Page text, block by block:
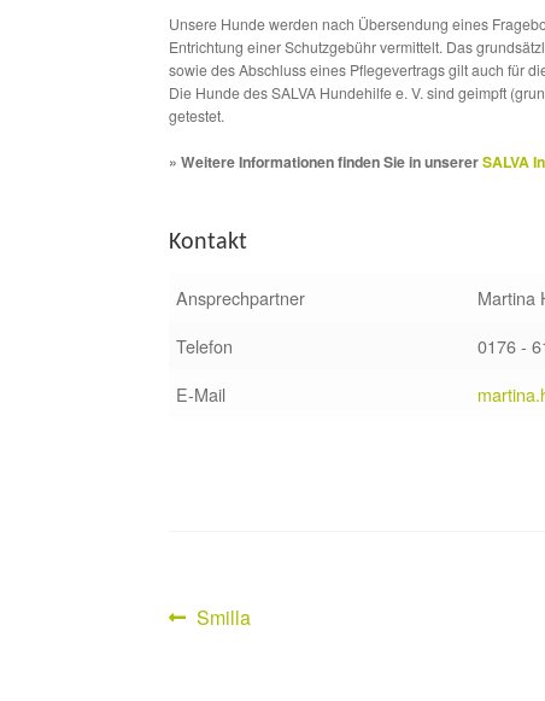
Unsere Hunde werden nach Übersendung eines
Entrichtung einer Schutzgebühr vermittelt. Das
sowie des Abschluss eines Pflegevertrags gilt auch für
Die Hunde des SALVA Hundehilfe e. V. sind geimpft
getestet.
» Weitere Informationen finden Sie in unsererSALVA
Kontakt
Ansprechpartner
Martina
Telefon
0176 -
E-Mail
Beitragsnavigation
Vorheriger
Smilla